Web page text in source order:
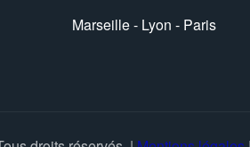
Marseille - Lyon - Paris